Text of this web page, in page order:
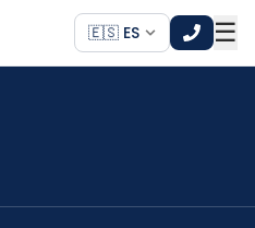
🇪🇸 ES ☰